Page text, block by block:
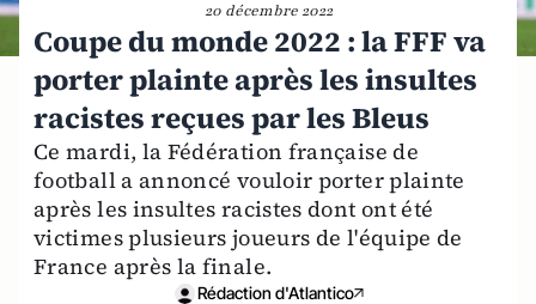
20 décembre 2022
Coupe du monde 2022 : la FFF va
porter plainte après les insultes
racistes reçues par les Bleus
Ce mardi, la Fédération française de
football a annoncé vouloir porter plainte
après les insultes racistes dont ont été
victimes plusieurs joueurs de l'équipe de
France après la finale.
Rédaction d'Atlantico